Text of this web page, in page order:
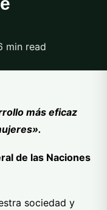
min read
más eficaz
de las Naciones
sociedad y